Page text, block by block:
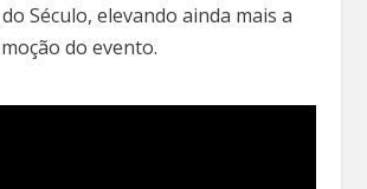
Século, elevando ainda mais a
do evento.